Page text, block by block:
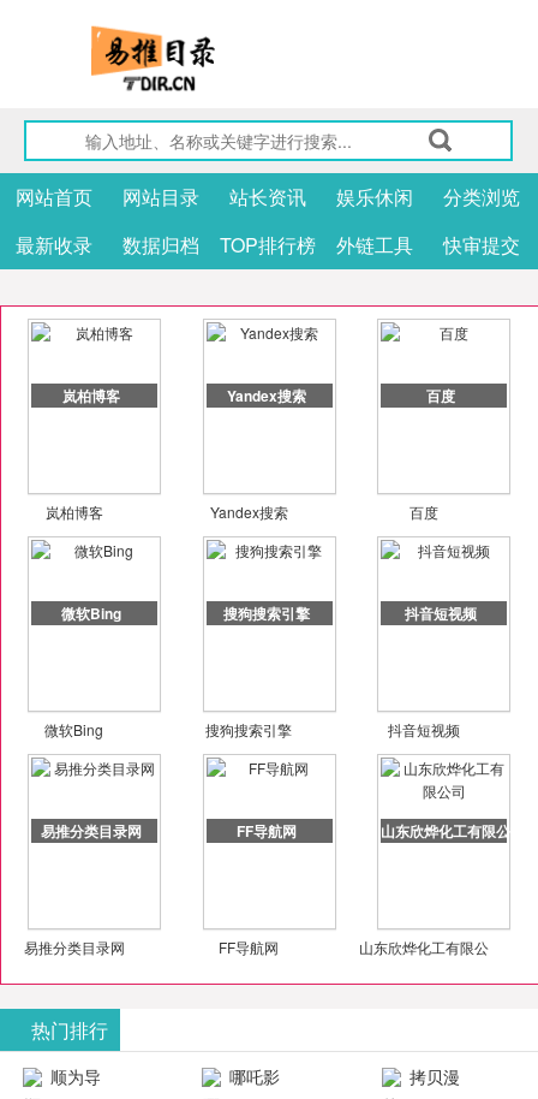
网站首页 网站目录 站长资讯 娱乐休闲
分类浏览
最新收录
数据归档 TOP排行榜 外链工具 快审提交
岚柏博客
岚柏博客
Yandex搜索
Yandex搜索
百度
百度
微软Bing
微软Bing
搜狗搜索引擎
搜狗搜索引擎
抖音短视频
抖音短视频
易推分类目录网
易推分类目录网
FF导航网
FF导航网
山东欣烨化工有限公司
山东欣烨化工有限公
热门排行
顺为导
哪吒影
拷贝漫